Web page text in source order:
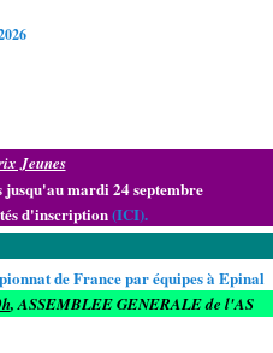
Jeunes
mardi 24 septembre
d'inscription(ICI).
de France par équipes à Epinal
, ASSEMBLEE GENERALE de l'AS